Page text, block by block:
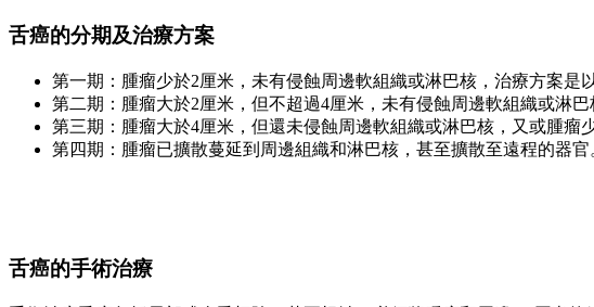
舌癌的分期及治療方案
第一期：腫瘤少於2厘米，未有侵蝕周邊軟組織或淋巴核，治療方案是
第二期：腫瘤大於2厘米，但不超過4厘米，未有侵蝕周邊軟組織或淋巴
第三期：腫瘤大於4厘米，但還未侵蝕周邊軟組織或淋巴核，又或腫瘤
第四期：腫瘤已擴散蔓延到周邊組織和淋巴核，甚至擴散至遠程的器
舌癌的手術治療